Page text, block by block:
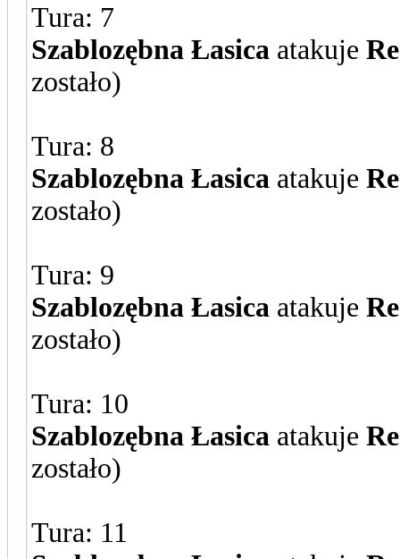
Tura: 7
Szablozębna Łasica atakuje
zostało)
Tura: 8
Szablozębna Łasica atakuje
zostało)
Tura: 9
Szablozębna Łasica atakuje
zostało)
Tura: 10
Szablozębna Łasica atakuje
zostało)
Tura: 11